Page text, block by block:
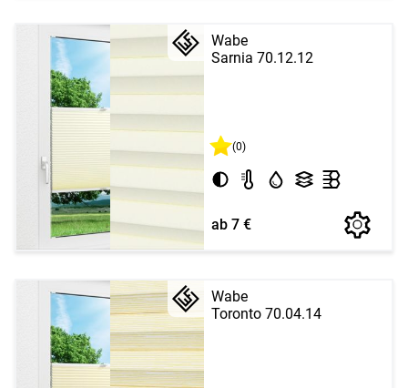
Wabe
Sarnia 70.12.12
(0)
ab 7 €
Wabe
Toronto 70.04.14